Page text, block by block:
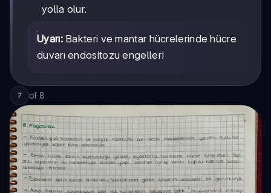
yolla olur.
Uyarı:Bakteri ve mantar hücrelerinde hücre
duvarı endositozu engeller!
7 of 8